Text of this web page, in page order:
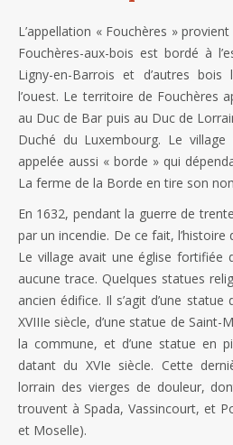
L’appellation « Fouchères »
Fouchères-aux-bois est bordé à
Ligny-en-Barrois et d’autres
l’ouest. Le territoire de Fouchères
au Duc de Bar puis au Duc de
Duché du Luxembourg. Le village
appelée aussi « borde » qui
La ferme de la Borde en tire son
En 1632, pendant la guerre de
par un incendie. De ce fait,
Le village avait une église fortifiée
aucune trace. Quelques statues
ancien édifice. Il s’agit d’une
XVIIIe siècle, d’une statue de
la commune, et d’une statue en
datant du XVIe siècle. Cette
lorrain des vierges de douleur,
trouvent à Spada, Vassincourt, et
et Moselle).